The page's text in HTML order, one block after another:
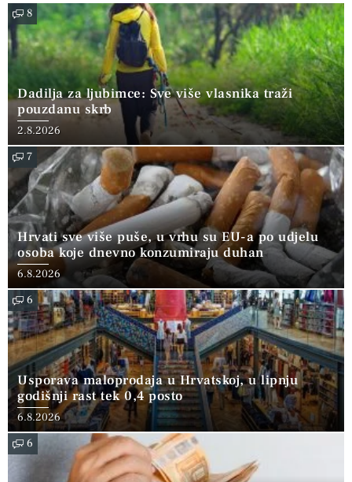
8
Dadilja za ljubimce: Sve više vlasnika traži
pouzdanu skrb
2.8.2026
7
Hrvati sve više puše, u vrhu su EU-a po udjelu
osoba koje dnevno konzumiraju duhan
6.8.2026
6
Usporava maloprodaja u Hrvatskoj, u lipnju
godišnji rast tek 0,4 posto
6.8.2026
6